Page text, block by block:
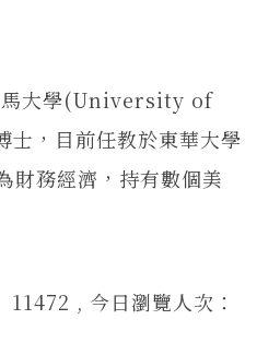
馬大學(University of
，目前任教於東華大學
財務經濟，持有數個美
11472 , 今日瀏覽人次：